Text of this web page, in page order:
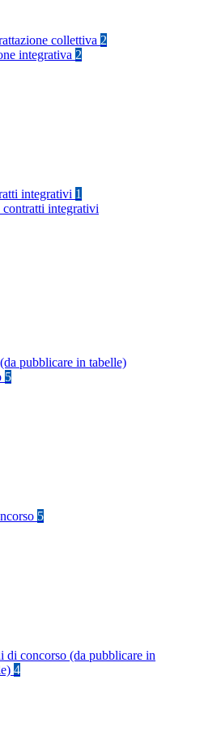
collettiva 2
integrativa 2
integrativi 1
contratti integrativi
pubblicare in tabelle)
5
5
di concorso (da pubblicare in
4